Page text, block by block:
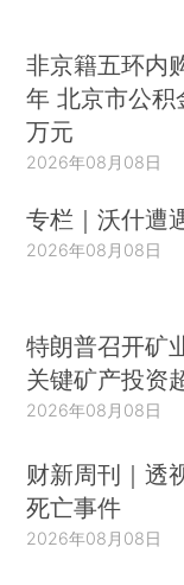
非京籍五环内
年 北京市公
万元
2026年08月08日
专栏｜沃什遭
2026年08月08日
特朗普召开矿
关键矿产投资
2026年08月08日
财新周刊｜透
死亡事件
2026年08月08日